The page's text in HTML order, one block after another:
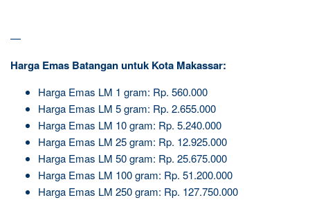
—
Harga Emas Batangan untuk Kota Makassar:
Harga Emas LM 1 gram: Rp. 560.000
Harga Emas LM 5 gram: Rp. 2.655.000
Harga Emas LM 10 gram: Rp. 5.240.000
Harga Emas LM 25 gram: Rp. 12.925.000
Harga Emas LM 50 gram: Rp. 25.675.000
Harga Emas LM 100 gram: Rp. 51.200.000
Harga Emas LM 250 gram: Rp. 127.750.000